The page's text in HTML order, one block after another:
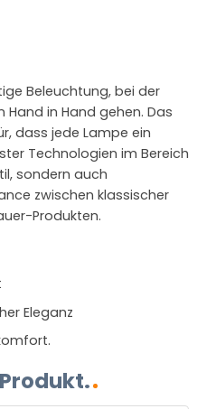
Beleuchtung, bei der
in Hand gehen. Das
dass jede Lampe ein
Technologien im Bereich
sondern auch
zwischen klassischer
Produkten.
Eleganz